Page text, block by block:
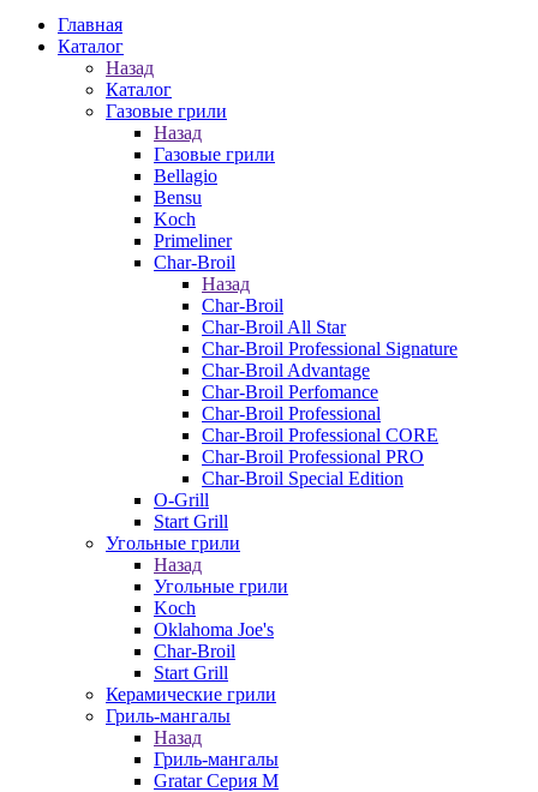
Главная
Каталог
Назад
Каталог
Газовые грили
Назад
Газовые грили
Bellagio
Bensu
Koch
Primeliner
Char-Broil
Назад
Char-Broil
Char-Broil All Star
Char-Broil Professional Signature
Char-Broil Advantage
Char-Broil Perfomance
Char-Broil Professional
Char-Broil Professional CORE
Char-Broil Professional PRO
Char-Broil Special Edition
O-Grill
Start Grill
Угольные грили
Назад
Угольные грили
Koch
Oklahoma Joe's
Char-Broil
Start Grill
Керамические грили
Гриль-мангалы
Назад
Гриль-мангалы
Gratar Серия M